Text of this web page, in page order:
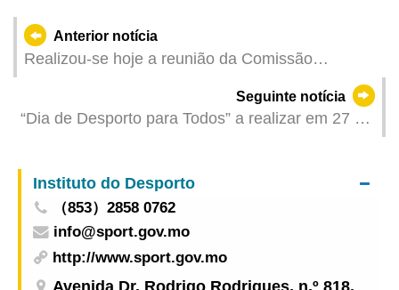
Anterior notícia
Realizou-se hoje a reunião da Comissão
Organizadora da Zona de Competição de Macau
da 15.ª edição dos Jogos Nacionais e Jogos
Olímpicos Especiais para Deficientes
Seguinte notícia
“Dia de Desporto para Todos” a realizar em 27 de
Yat Sen
Instituto do Desporto
（853）2858 0762
info@sport.gov.mo
http://www.sport.gov.mo
Avenida Dr. Rodrigo Rodrigues, n.º 818,